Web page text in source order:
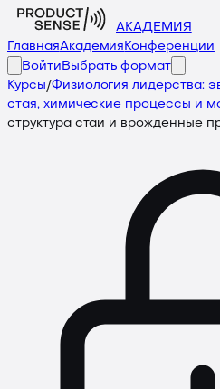
АКАДЕМИЯ
ГлавнаяАкадемия Конференции
Войти Выбрать формат
Курсы/Физиология лидерства:
стая, химические процессы и
структура стаи и врожденные